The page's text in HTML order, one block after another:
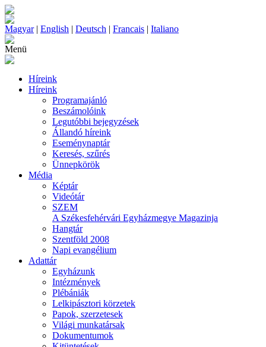
Magyar| English | Deutsch | Francais | Italiano
Menü
Híreink
Híreink
Programajánló
Beszámolóink
Legutóbbi bejegyzések
Állandó híreink
Eseménynaptár
Keresés, szűrés
Ünnepkörök
Média
Képtár
Videótár
SZEM
A Székesfehérvári Egyházmegye Magazinja
Hangtár
Szentföld 2008
Napi evangélium
Adattár
Egyházunk
Intézmények
Plébániák
Lelkipásztori körzetek
Papok, szerzetesek
Világi munkatársak
Dokumentumok